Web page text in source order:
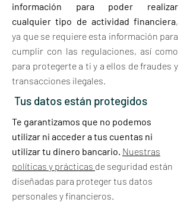
información para poder realizar
cualquier tipo de actividad financiera,
ya que se requiere esta información para
cumplir con las regulaciones, así como
para protegerte a ti y a ellos de fraudes y
transacciones ilegales.
Tus datos están protegidos
Te garantizamos que no podemos
utilizar ni acceder a tus cuentas ni
utilizar tu dinero bancario. Nuestras
políticas y prácticas de seguridad están
diseñadas para proteger tus datos
personales y financieros.